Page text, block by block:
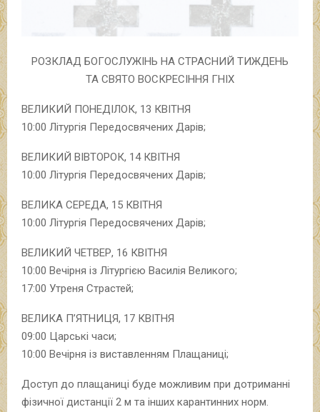
РОЗКЛАД БОГОСЛУЖІНЬ НА СТРАСНИЙ ТИЖДЕНЬ
ТА СВЯТО ВОСКРЕСІННЯ ГНІХ
ВЕЛИКИЙ ПОНЕДІЛОК, 13 КВІТНЯ
10:00 Літургія Передосвячених Дарів;
ВЕЛИКИЙ ВІВТОРОК, 14 КВІТНЯ
10:00 Літургія Передосвячених Дарів;
ВЕЛИКА СЕРЕДА, 15 КВІТНЯ
10:00 Літургія Передосвячених Дарів;
ВЕЛИКИЙ ЧЕТВЕР, 16 КВІТНЯ
10:00 Вечірня із Літургією Василія Великого;
17:00 Утреня Страстей;
ВЕЛИКА П’ЯТНИЦЯ, 17 КВІТНЯ
09:00 Царські часи;
10:00 Вечірня із виставленням Плащаниці;
Доступ до плащаниці буде можливим при дотриманні
фізичної дистанції 2 м та інших карантинних норм.